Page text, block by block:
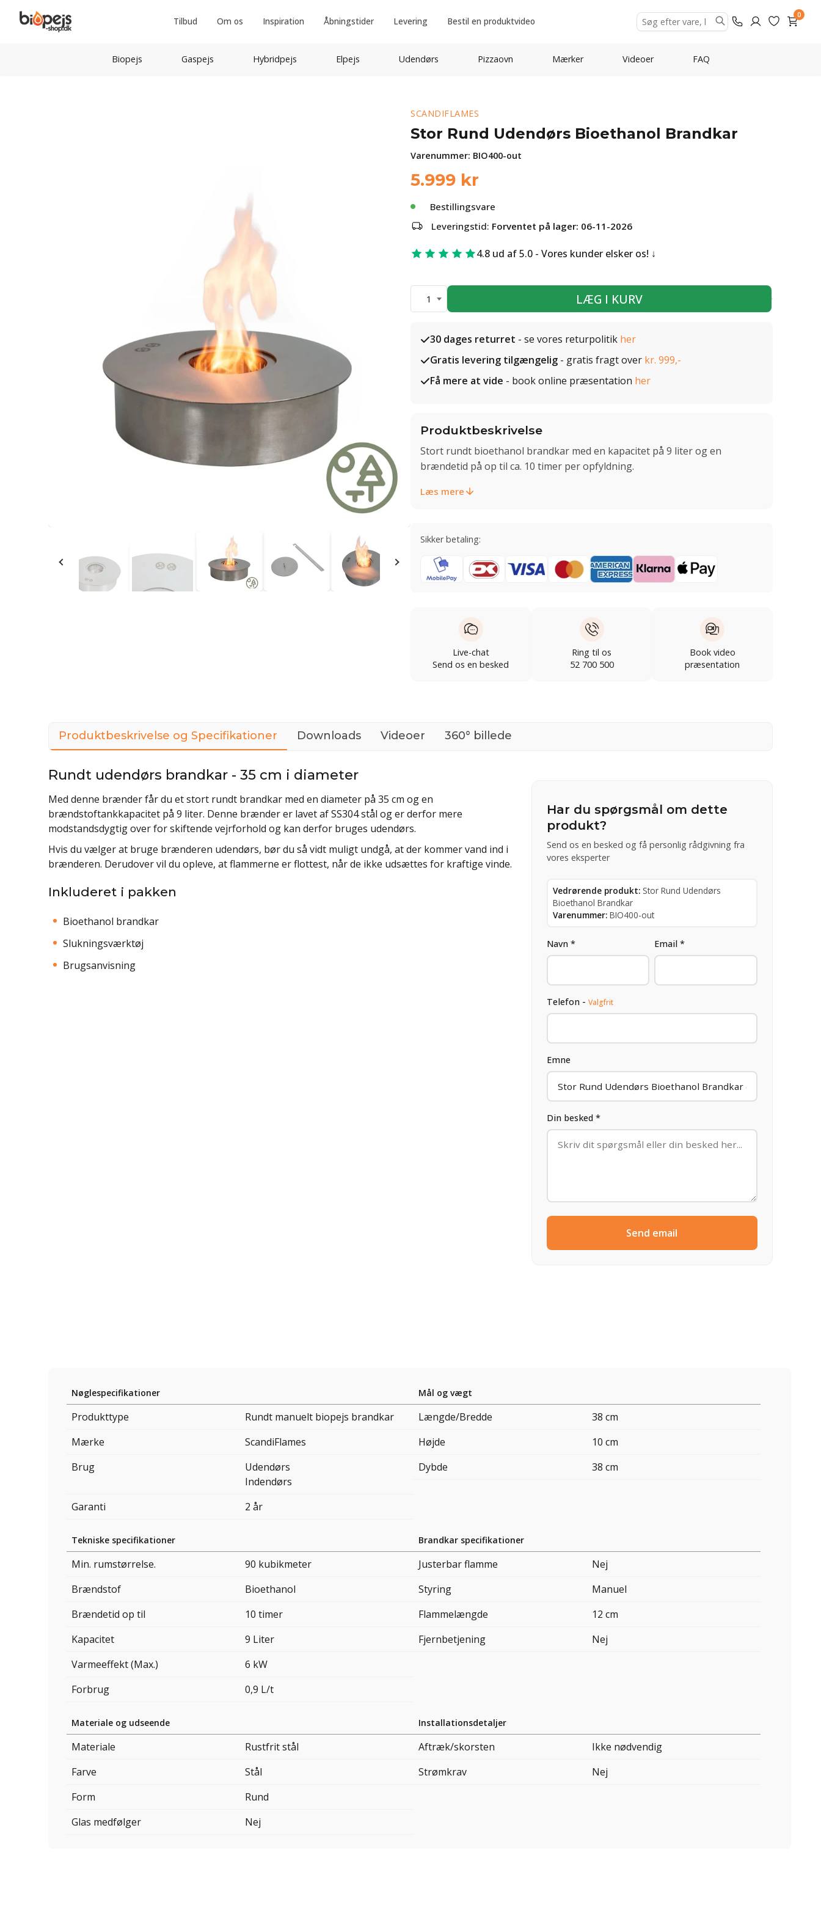
Tilbud Om os Inspiration Åbningstider Levering Bestil en produktvideo
0
Biopejs Gaspejs Hybridpejs Elpejs Udendørs Pizzaovn Mærker Videoer FAQ
SCANDIFLAMES
Stor Rund Udendørs Bioethanol Brandkar
Varenummer: BIO400-out
5.999 kr
Bestillingsvare
Leveringstid: Forventet på lager: 06-11-2026
4.8 ud af 5.0 - Vores kunder elsker os!
1 LÆG I KURV
30 dages returret - se vores returpolitik her
Gratis levering tilgængelig - gratis fragt over kr. 999,-
Få mere at vide - book online præsentation her
Produktbeskrivelse
Stort rundt bioethanol brandkar med en kapacitet på 9 liter og en
brændetid på op til ca. 10 timer per opfyldning.
Læs mere
Sikker betaling:
Live-chat
Send os en besked
Ring til os
52 700 500
Book video
præsentation
Produktbeskrivelse og Specifikationer Downloads Videoer 360° billede
Rundt udendørs brandkar - 35 cm i diameter
Med denne brænder får du et stort rundt brandkar med en diameter på 35 cm og en
brændstoftankkapacitet på 9 liter. Denne brænder er lavet af SS304 stål og er derfor mere
modstandsdygtig over for skiftende vejrforhold og kan derfor bruges udendørs.
Hvis du vælger at bruge brænderen udendørs, bør du så vidt muligt undgå, at der kommer vand ind i
brænderen. Derudover vil du opleve, at flammerne er flottest, når de ikke udsættes for kraftige vinde.
Inkluderet i pakken
Bioethanol brandkar
Slukningsværktøj
Brugsanvisning
Har du spørgsmål om dette
produkt?
Send os en besked og få personlig rådgivning fra
vores eksperter
Vedrørende produkt: Stor Rund Udendørs
Bioethanol Brandkar
Varenummer: BIO400-out
Navn * Email *
Telefon - Valgfrit
Emne
Din besked *
Send email
Nøglespecifikationer
Produkttype
Rundt manuelt biopejs brandkar
Mærke
ScandiFlames
Brug
Udendørs
Indendørs
Garanti
2 år
Mål og vægt
Længde/Bredde
38 cm
Højde
10 cm
Dybde
38 cm
Tekniske specifikationer
Min. rumstørrelse.
90 kubikmeter
Brændstof
Bioethanol
Brændetid op til
10 timer
Kapacitet
9 Liter
Varmeeffekt (Max.)
6 kW
Forbrug
0,9 L/t
Brandkar specifikationer
Justerbar flamme
Nej
Styring
Manuel
Flammelængde
12 cm
Fjernbetjening
Nej
Materiale og udseende
Materiale
Rustfrit stål
Farve
Stål
Form
Rund
Glas medfølger
Nej
Installationsdetaljer
Aftræk/skorsten
Ikke nødvendig
Strømkrav
Nej